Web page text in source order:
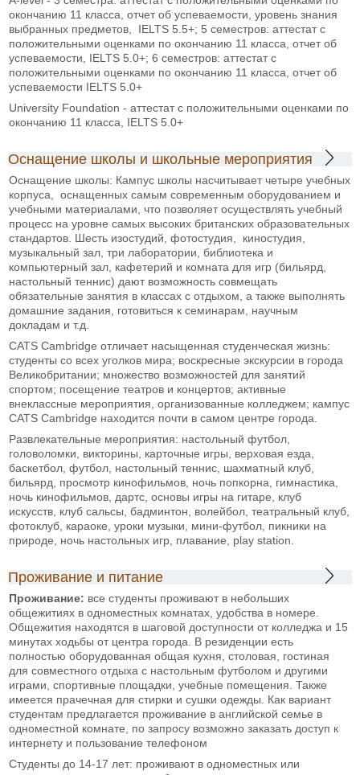
окончанию 11 класса, отчет об успеваемости, уровень знания
выбранных предметов, IELTS 5.5+; 5 семестров: аттестат с
положительными оценками по окончанию 11 класса, отчет об
успеваемости, IELTS 5.0+; 6 семестров: аттестат с
положительными оценками по окончанию 11 класса, отчет об
успеваемости IELTS 5.0+
University Foundation - аттестат с положительными оценками по
окончанию 11 класса, IELTS 5.0+
Оснащение школы и школьные мероприятия
Оснащение школы: Кампус школы насчитывает четыре учебных
корпуса, оснащенных самым современным оборудованием и
учебными материалами, что позволяет осуществлять учебный
процесс на уровне самых высоких британских образовательных
стандартов. Шесть изостудий, фотостудия, киностудия,
музыкальный зал, три лаборатории, библиотека и
компьютерный зал, кафетерий и комната для игр (бильярд,
настольный теннис) дают возможность совмещать
обязательные занятия в классах с отдыхом, а также выполнять
домашние задания, готовиться к семинарам, научным
докладам и т.д.
CATS Cambridge отличает насыщенная студенческая жизнь:
студенты со всех уголков мира; воскресные экскурсии в города
Великобритании; множество возможностей для занятий
спортом; посещение театров и концертов; активные
внеклассные мероприятия, организованные колледжем; кампус
CATS Cambridge находится почти в самом центре города.
Развлекательные мероприятия: настольный футбол,
головоломки, викторины, карточные игры, верховая езда,
баскетбол, футбол, настольный теннис, шахматный клуб,
бильярд, просмотр кинофильмов, ночь попкорна, гимнастика,
ночь кинофильмов, дартс, основы игры на гитаре, клуб
искусств, клуб сальсы, бадминтон, волейбол, театральный клуб,
фотоклуб, караоке, уроки музыки, мини-футбол, пикники на
природе, ночь настольных игр, плавание, play station.
Проживание и питание
Проживание: все студенты проживают в небольших
общежитиях в одноместных комнатах, удобства в номере.
Общежития находятся в шаговой доступности от колледжа и 15
минутах ходьбы от центра города. В резиденции есть
полностью оборудованная общая кухня, столовая, гостиная
для совместного отдыха с настольным футболом и другими
играми, спортивные площадки, учебные помещения. Также
имеется прачечная для стирки и сушки одежды. Как вариант
студентам предлагается проживание в английской семье в
одноместной комнате, по запросу возможно заказать доступ к
интернету и пользование телефоном
Студенты до 14-17 лет: проживают в одноместных или